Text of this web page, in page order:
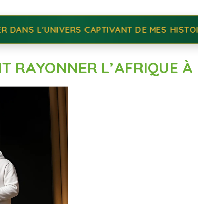
HISTOIRES ET CHOISISSEZ CELLE QUI
RAYONNER L’AFRIQUE